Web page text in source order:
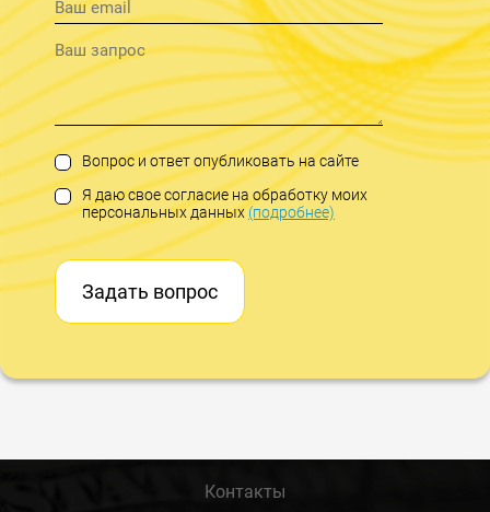
Вопрос и ответ опубликовать на сайте
Я даю свое согласие на обработку моих
персональных данных(подробнее)
Задать вопрос
Контакты